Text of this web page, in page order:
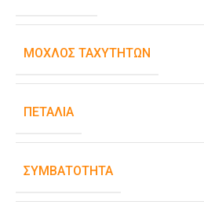
ΜΟΧΛΌΣ ΤΑΧΥΤΉΤΩΝ
ΠΕΤΆΛΙΑ
ΣΥΜΒΑΤΌΤΗΤΑ